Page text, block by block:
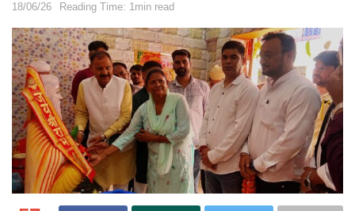
18/06/26 Reading Time: 1min read